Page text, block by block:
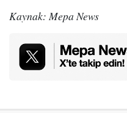
Kaynak: Mepa News